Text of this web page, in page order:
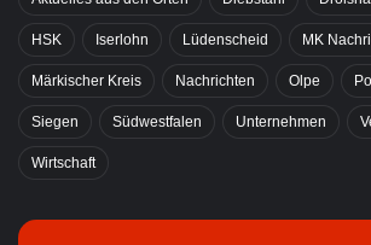
HSK Iserlohn Lüdenscheid MK
Märkischer Kreis Nachrichten Olpe
Siegen Südwestfalen Unternehmen
Wirtschaft